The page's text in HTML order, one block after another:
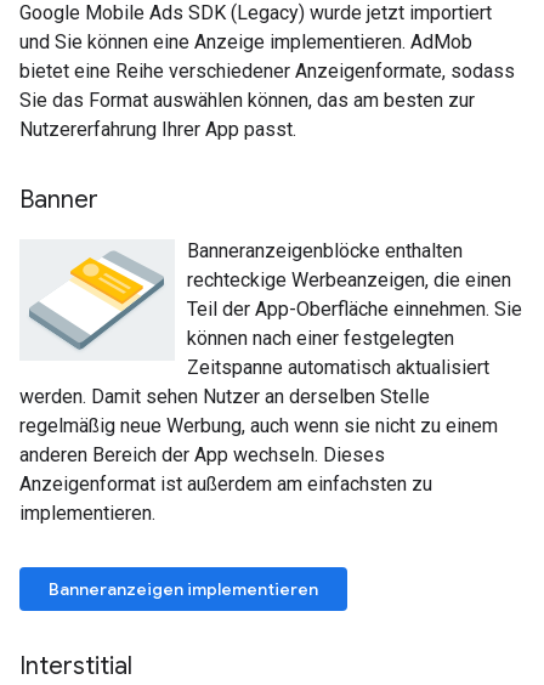
Google Mobile Ads SDK (Legacy) wurde jetzt importiert
und Sie können eine Anzeige implementieren. AdMob
bietet eine Reihe verschiedener Anzeigenformate, sodass
Sie das Format auswählen können, das am besten zur
Nutzererfahrung Ihrer App passt.
Banner
Banneranzeigenblöcke enthalten
rechteckige Werbeanzeigen, die einen
Teil der App-Oberfläche einnehmen. Sie
können nach einer festgelegten
Zeitspanne automatisch aktualisiert
werden. Damit sehen Nutzer an derselben Stelle
regelmäßig neue Werbung, auch wenn sie nicht zu einem
anderen Bereich der App wechseln. Dieses
Anzeigenformat ist außerdem am einfachsten zu
implementieren.
Banneranzeigen implementieren
Interstitial